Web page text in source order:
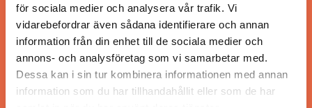
för sociala medier och analysera vår trafik. Vi
vidarebefordrar även sådana identifierare och annan
information från din enhet till de sociala medier och
annons- och analysföretag som vi samarbetar med.
Dessa kan i sin tur kombinera informationen med annan
information som du har tillhandahållit eller som de har
ANSVARIG UTGIVARE
Jonas Siljhammar
UPPHOVSRÄTT